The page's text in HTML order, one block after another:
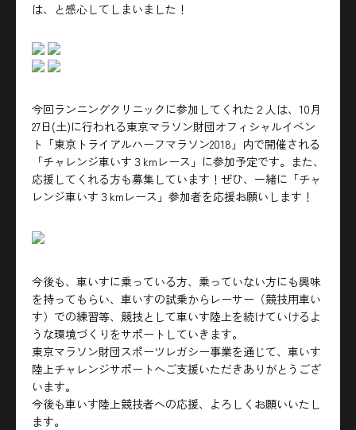
は、と感心してしまいました！
今回ランニングクリニックに参加してくれた２人は、10月
27日(土)に行われる東京マラソン財団オフィシャルイベン
ト「東京トライアルハーフマラソン2018」内で開催される
「チャレンジ車いす３kmレース」に参加予定です。また、
応援してくれる方も募集しています！ぜひ、一緒に「チャ
レンジ車いす３kmレース」参加者を応援お願いします！
今後も、車いすに乗っている方、乗っていない方にも興味
を持ってもらい、車いすの試乗からレーサー（競技用車い
す）での練習等、競技として車いす陸上を続けていけるよ
うな環境づくりをサポートしていきます。
東京マラソン財団スポーツレガシー事業を通じて、車いす
陸上チャレンジサポートへご支援いただきありがとうござ
います。
今後も車いす陸上競技者への応援、よろしくお願いいたし
ます。